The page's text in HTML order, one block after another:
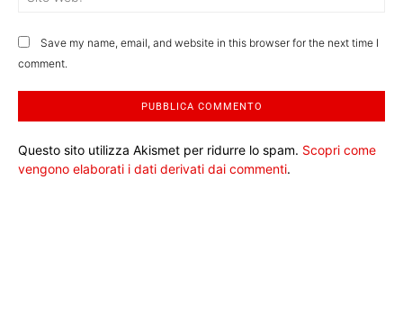
Save my name, email, and website in this browser for the next time I
comment.
Questo sito utilizza Akismet per ridurre lo spam. Scopri come
vengono elaborati i dati derivati dai commenti.